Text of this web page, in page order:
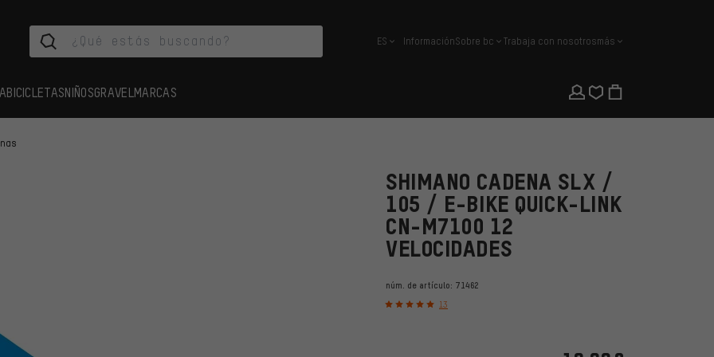
español
ES InformaciónSobre bc Trabaja con nosotrosmás
BICICLETASNIÑOSGRAVEL MARCAS
SHIMANO CADENA SLX /
105 / E-BIKE QUICK-LINK
CN-M7100 12
VELOCIDADES
núm. de artículo: 71462
13